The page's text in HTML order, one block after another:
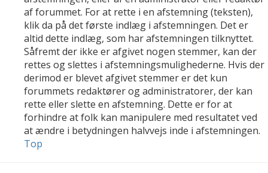
af forummet. For at rette i en afstemning (teksten),
klik da på det første indlæg i afstemningen. Det er
altid dette indlæg, som har afstemningen tilknyttet.
Såfremt der ikke er afgivet nogen stemmer, kan der
rettes og slettes i afstemningsmulighederne. Hvis der
derimod er blevet afgivet stemmer er det kun
forummets redaktører og administratorer, der kan
rette eller slette en afstemning. Dette er for at
forhindre at folk kan manipulere med resultatet ved
at ændre i betydningen halvvejs inde i afstemningen.
Top